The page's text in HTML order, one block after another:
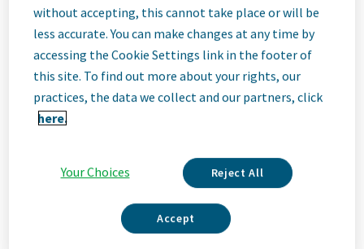
ID: 68607
Job
Description
Befristung: 24 Monate
without accepting, this cannot take place or will be
less accurate. You can make changes at any time by
accessing the Cookie Settings link in the footer of
this site. To find out more about your rights, our
practices, the data we collect and our partners, click
here.
Your Choices Reject All
Accept